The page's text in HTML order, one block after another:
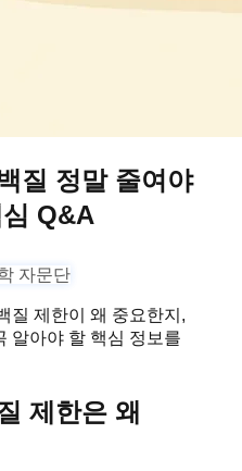
질 정말 줄여야
Q&A
자문단
질 제한이 왜 중요한지,
알아야 할 핵심 정보를
제한은 왜